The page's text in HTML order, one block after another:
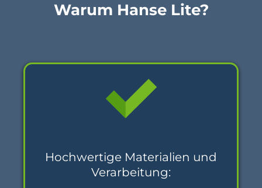
Warum Hanse Lite?
Hochwertige Materialien und
Verarbeitung: